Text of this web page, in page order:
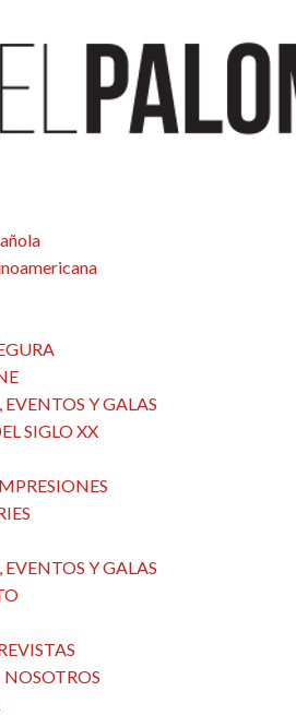
cine española y latinoamericana
EVENTOS Y GALAS
SIGLO XX
EVENTOS Y GALAS